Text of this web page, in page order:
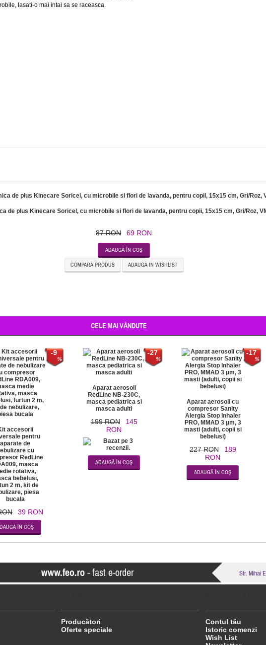
lasati-o mai intai sa se raceasca.
de plus Kinecare Soricel, cu microbile si flori de lavanda, pentru copii, 15x15 cm, Gri/Roz,
87 RON 69 RON
ADAUGĂ ÎN COŞ
COMPARĂ PRODUS ADAUGĂ IN WISHLIST
CELE MAI VÂNDUTE
-9
accesorii
pentru
aparate de
cu
RedLine
masca
rotativa,
bebelusi,
2 m, kit de
piesa
bucala
39 RON
-27
Aparat aerosoli
RedLine NB-230C,
masca pediatrica si
masca adulti
199 RON
145
RON
-17
Aparat aerosoli cu
compresor Sanity
Alergia Stop Inhaler
PRO, MMAD 3 µm, 3
masti (adulti, copii si
bebelusi)
227 RON
189
RON
www.feo.ro - fast e-order Str. Mihai
Producători
Oferte speciale
Contul tău
Istoric comenzi
Wish List